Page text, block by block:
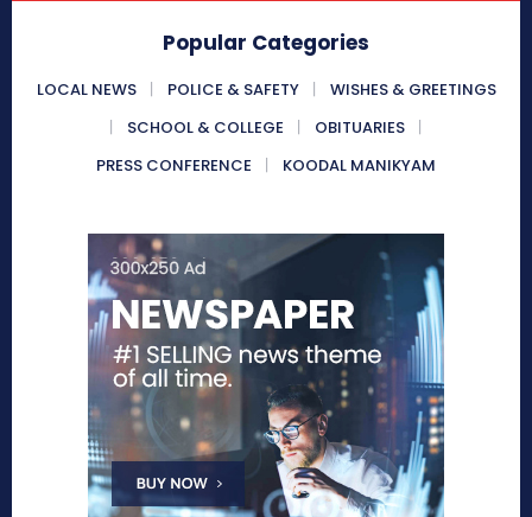
Popular Categories
LOCAL NEWS POLICE & SAFETY
WISHES & GREETINGS
SCHOOL & COLLEGE
OBITUARIES
PRESS CONFERENCE
KOODAL MANIKYAM